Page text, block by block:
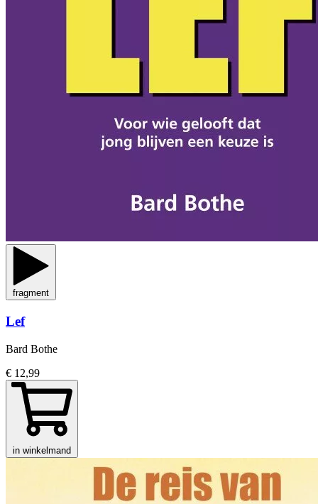
fragment
Lef
Bard Bothe
€ 12,99
in winkelmand